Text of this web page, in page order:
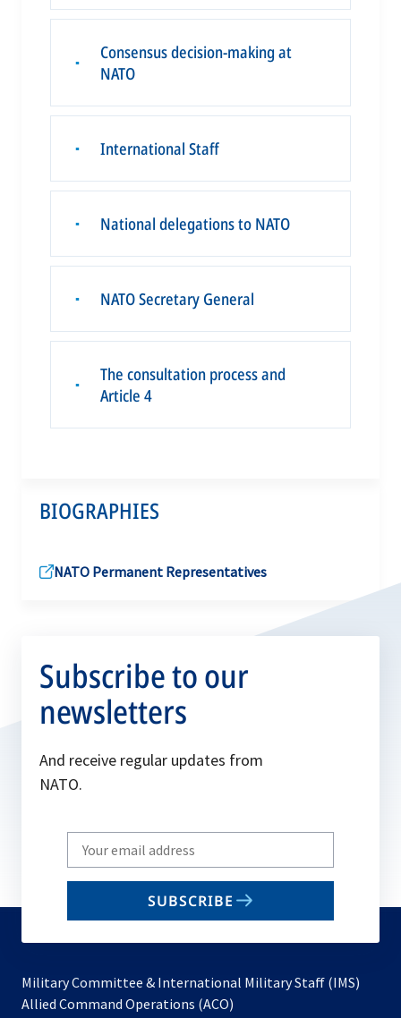
▪
Consensus decision-making at
NATO
▪ International Staff
▪ National delegations to NATO
▪ NATO Secretary General
▪
The consultation process and
Article 4
BIOGRAPHIES
NATO Permanent Representatives
Subscribe to our
newsletters
And receive regular updates from
NATO.
Write
your
email
SUBSCRIBE
Military Committee & International Military Staff (IMS)
Allied Command Operations (ACO)